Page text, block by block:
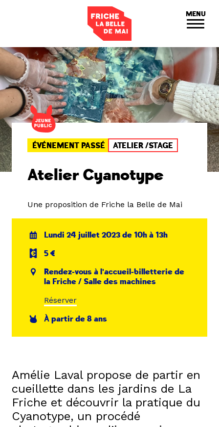
MENU
ÉVÉNEMENT PASSÉ ATELIER /STAGE
Atelier Cyanotype
Une proposition de Friche la Belle de Mai
Lundi 24 juillet 2023 de 10h à 13h
5 €
Rendez-vous à l'accueil-billetterie de
la Friche / Salle des machines
Réserver
À partir de 8 ans
Amélie Laval propose de partir en
cueillette dans les jardins de La
Friche et découvrir la pratique du
Cyanotype, un procédé
Panneau de gestion des cookies